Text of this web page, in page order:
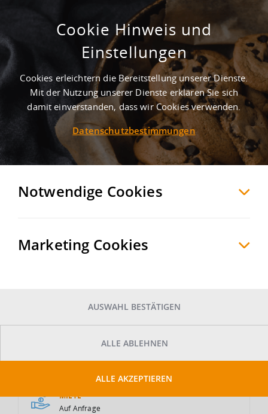
Großzügige Lagerfläche nahe des
Bremer Kreuzes
BremenStadtgemeinde Bremen, Deutschland
MERKEN VERGLEICHEN EXPORT PDF
MIETE
Auf Anfrage
Cookie Hinweis und
Einstellungen
Cookies erleichtern die Bereitstellung unserer Dienste.
Mit der Nutzung unserer Dienste erklären Sie sich
damit einverstanden, dass wir Cookies verwenden.
Datenschutzbestimmungen
Notwendige Cookies
Marketing Cookies
AUSWAHL BESTÄTIGEN
ALLE ABLEHNEN
ALLE AKZEPTIEREN